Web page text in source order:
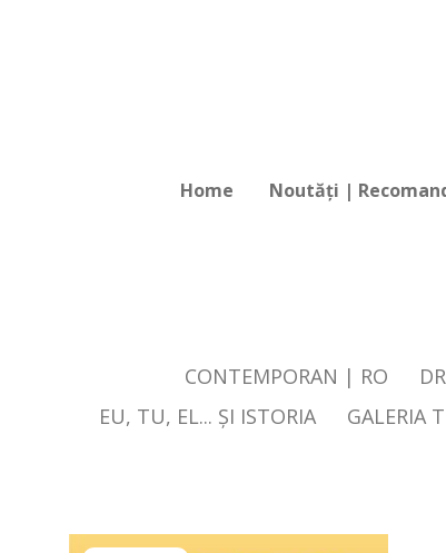
Home Noutăți |
CONTEMPORAN | RO
EU, TU, EL... ŞI ISTORIA
GALERIA